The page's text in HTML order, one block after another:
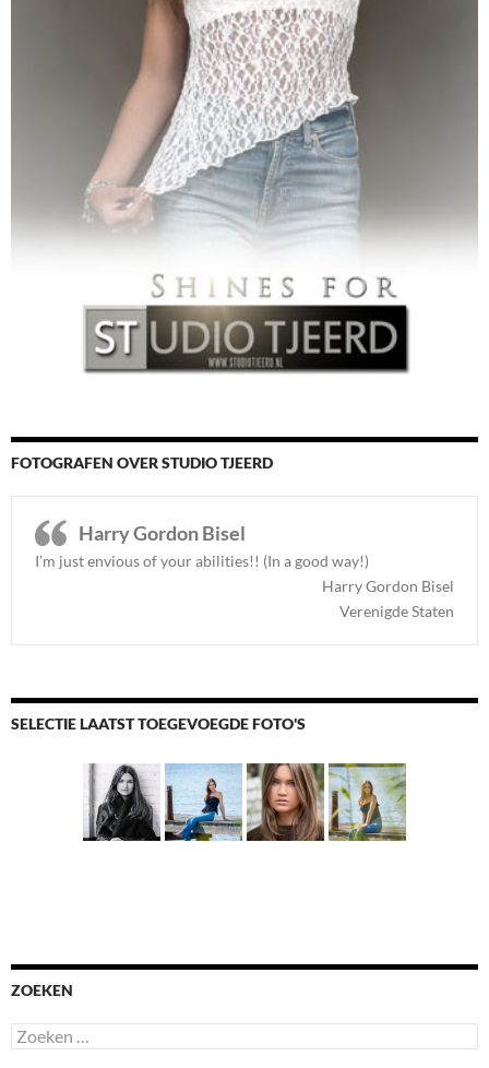
FOTOGRAFEN OVER STUDIO TJEERD
Harry Gordon Bisel
I’m just envious of your abilities!! (In a good way!)
Harry Gordon Bisel
Verenigde Staten
SELECTIE LAATST TOEGEVOEGDE FOTO'S
ZOEKEN
Zoeken
naar: